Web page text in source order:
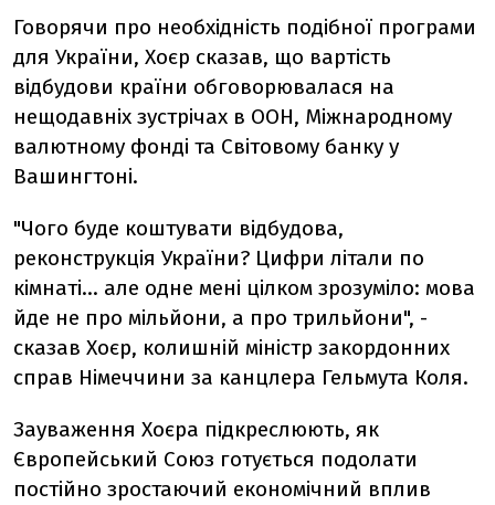
Говорячи про необхідність подібної програми
для України, Хоєр сказав, що вартість
відбудови країни обговорювалася на
нещодавніх зустрічах в ООН, Міжнародному
валютному фонді та Світовому банку у
Вашингтоні.
"Чого буде коштувати відбудова,
реконструкція України? Цифри літали по
кімнаті... але одне мені цілком зрозуміло: мова
йде не про мільйони, а про трильйони", -
сказав Хоєр, колишній міністр закордонних
справ Німеччини за канцлера Гельмута Коля.
Зауваження Хоєра підкреслюють, як
Європейський Союз готується подолати
постійно зростаючий економічний вплив